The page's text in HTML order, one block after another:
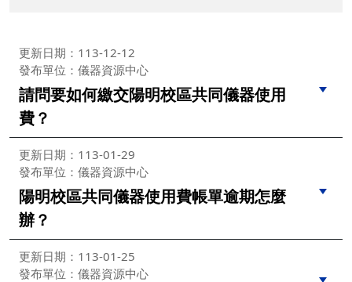
更新日期：113-12-12
發布單位：儀器資源中心
請問要如何繳交陽明校區共同儀器使用
費？
更新日期：113-01-29
發布單位：儀器資源中心
陽明校區共同儀器使用費帳單逾期怎麼
辦？
更新日期：113-01-25
發布單位：儀器資源中心